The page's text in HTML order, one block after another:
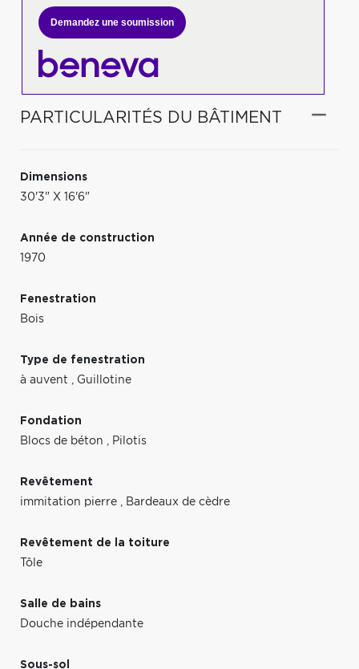
Demandez une soumission
PARTICULARITÉS DU BÂTIMENT
Dimensions
30'3" X 16'6"
Année de construction
1970
Fenestration
Bois
Type de fenestration
à auvent , Guillotine
Fondation
Blocs de béton , Pilotis
Revêtement
immitation pierre , Bardeaux de cèdre
Revêtement de la toiture
Tôle
Salle de bains
Douche indépendante
Sous-sol